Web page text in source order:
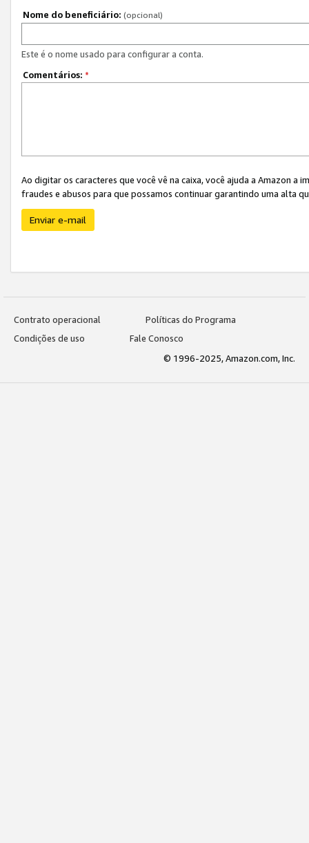
Nome do beneficiário: (opcional)
Este é o nome usado para configurar a conta.
Comentários: *
Ao digitar os caracteres que você vê na caixa, você ajuda a Amazon
fraudes e abusos para que possamos continuar garantindo uma alta
Enviar e-mail
Contrato operacional
Políticas do Programa
Condições de uso
Fale Conosco
© 1996-2025, Amazon.com, Inc.